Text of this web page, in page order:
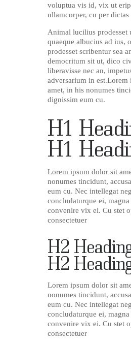
voluptua vis id, vix ut
ullamcorper, cu per dictas
Animal lucilius prodesset
quaeque albucius ad ius,
prodesset scribentur sea
democritum sit ut, dico
liberavisse nec an,
adversarium in est.Lorem
amet, in his nonumes
dignissim eum cu.
H1
H1
Lorem ipsum dolor sit
nonumes tincidunt,
eum cu. Nec intellegat
concludaturque ei,
convenire vix ei. Cu stet
consectetuer
H2
H2
Lorem ipsum dolor sit
nonumes tincidunt,
eum cu. Nec intellegat
concludaturque ei,
convenire vix ei. Cu stet
consectetuer